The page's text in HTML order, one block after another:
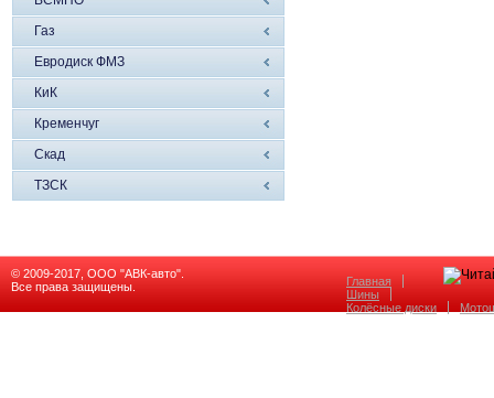
Газ
Евродиск ФМЗ
КиК
Кременчуг
Скад
ТЗСК
© 2009-2017, ООО "АВК-авто".
Все права защищены.
Главная
Шины
Колёсные диски